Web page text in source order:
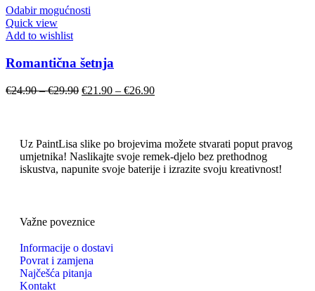
Odabir mogućnosti
Quick view
Add to wishlist
Romantična šetnja
€24.90–€29.90 €21.90 – €26.90
Uz PaintLisa slike po brojevima možete stvarati poput pravog
umjetnika! Naslikajte svoje remek-djelo bez prethodnog
iskustva, napunite svoje baterije i izrazite svoju kreativnost!
Važne poveznice
Informacije o dostavi
Povrat i zamjena
Najčešća pitanja
Kontakt